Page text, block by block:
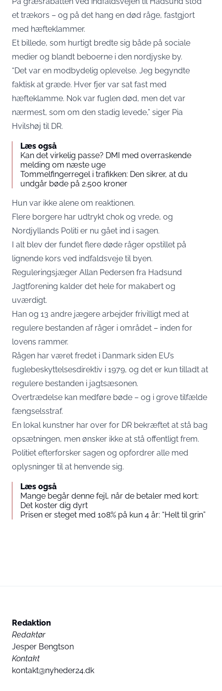
et trækors – og på det hang en død råge, fastgjort
med hæfteklammer.
Et billede, som hurtigt bredte sig både på sociale
medier og blandt beboerne i den nordjyske by.
“Det var en modbydelig oplevelse. Jeg begyndte
faktisk at græde. Hver fjer var sat fast med
hæfteklamme. Nok var fuglen død, men det var
nærmest, som om den stadig levede,” siger Pia
Hvilshøj til DR.
Læs også
Kan det virkelig passe? DMI med overraskende
melding om næste uge
Tommelfingerregel i trafikken: Den sikrer, at du
undgår bøde på 2.500 kroner
Hun var ikke alene om reaktionen.
Flere borgere har udtrykt chok og vrede, og
Nordjyllands Politi er nu gået ind i sagen.
I alt blev der fundet flere døde råger opstillet på
lignende kors ved indfaldsveje til byen.
Reguleringsjæger Allan Pedersen fra Hadsund
Jagtforening kalder det hele for makabert og
uværdigt.
Han og 13 andre jægere arbejder frivilligt med at
regulere bestanden af råger i området – inden for
lovens rammer.
Rågen har været fredet i Danmark siden EU’s
fuglebeskyttelsesdirektiv i 1979, og det er kun tilladt at
regulere bestanden i jagtsæsonen.
Overtrædelse kan medføre bøde – og i grove tilfælde
fængselsstraf.
En lokal kunstner har over for DR bekræftet at stå bag
opsætningen, men ønsker ikke at stå offentligt frem.
Politiet efterforsker sagen og opfordrer alle med
oplysninger til at henvende sig.
Læs også
Mange begår denne fejl, når de betaler med kort:
Det koster dig dyrt
Prisen er steget med 108% på kun 4 år: “Helt til grin”
Redaktion
Redaktør
Jesper Bengtson
Kontakt
kontakt@nyheder24.dk